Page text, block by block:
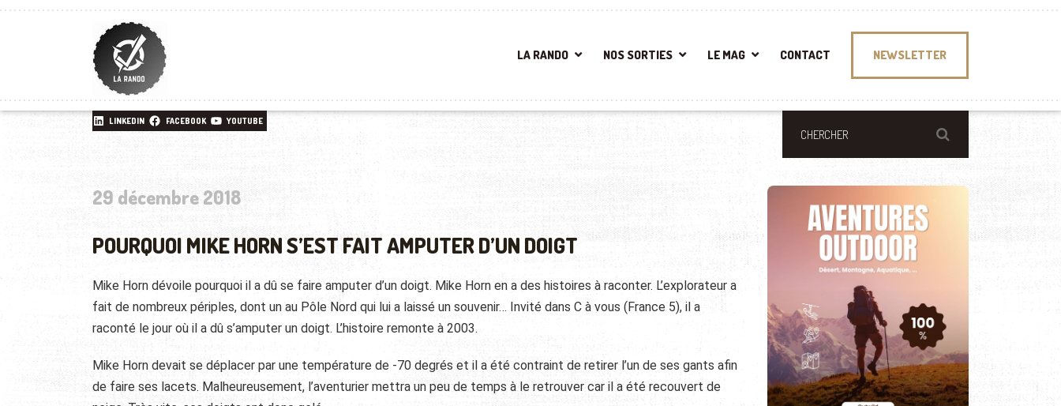
LA RANDO NOS SORTIES LE MAG CONTACT NEWSLETTER
LINKEDIN FACEBOOK YOUTUBE
29 décembre 2018
POURQUOI MIKE HORN S’EST FAIT AMPUTER D’UN DOIGT
Mike Horn dévoile pourquoi il a dû se faire amputer d’un doigt. Mike Horn en a des histoires à raconter. L’explorateur a
fait de nombreux périples, dont un au Pôle Nord qui lui a laissé un souvenir… Invité dans C à vous (France 5), il a
raconté le jour où il a dû s’amputer un doigt. L’histoire remonte à 2003.
Mike Horn devait se déplacer par une température de -70 degrés et il a été contraint de retirer l’un de ses gants afin
de faire ses lacets. Malheureusement, l’aventurier mettra un peu de temps à le retrouver car il a été recouvert de